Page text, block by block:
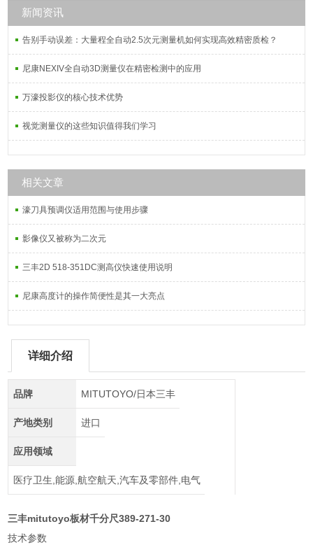
新闻资讯
告别手动误差：大量程全自动2.5次元测量机如何实现高效精密质检？
尼康NEXIV全自动3D测量仪在精密检测中的应用
万濠投影仪的核心技术优势
视觉测量仪的这些知识值得我们学习
相关文章
濠刀具预调仪适用范围与使用步骤
影像仪又被称为二次元
三丰2D 518-351DC测高仪快速使用说明
尼康高度计的操作简便性是其一大亮点
详细介绍
品牌 MITUTOYO/日本三丰
产地类别 进口
应用领域
医疗卫生,能源,航空航天,汽车及零部件,电气
三丰mitutoyo板材千分尺389-271-30
技术参数